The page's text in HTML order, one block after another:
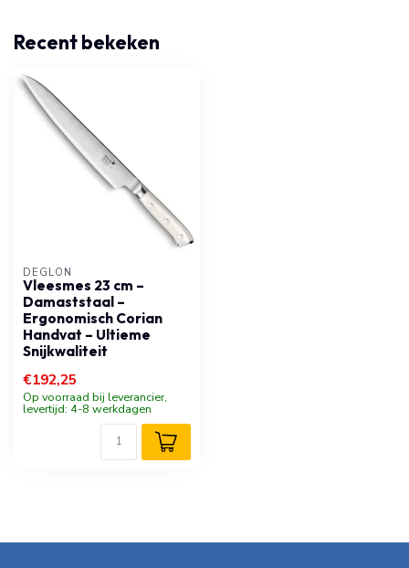
Recent bekeken
DÉGLON
Vleesmes 23 cm –
Damaststaal –
Ergonomisch Corian
Handvat – Ultieme
Snijkwaliteit
€192,25
Op voorraad bij leverancier,
levertijd: 4-8 werkdagen